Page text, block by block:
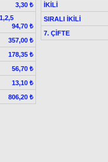
3,30 ₺
94,70 ₺
357,00 ₺
178,35 ₺
56,70 ₺
13,10 ₺
806,20 ₺
İKİLİ
SIRALI İKİLİ
7. ÇİFTE